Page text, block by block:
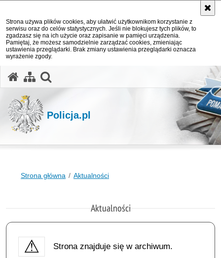
Strona używa plików cookies, aby ułatwić użytkownikom korzystanie z
serwisu oraz do celów statystycznych. Jeśli nie blokujesz tych plików, to
zgadzasz się na ich użycie oraz zapisanie w pamięci urządzenia.
Pamiętaj, że możesz samodzielnie zarządzać cookies, zmieniając
ustawienia przeglądarki. Brak zmiany ustawienia przeglądarki oznacza
wyrażenie zgody.
Policja.pl
Strona główna Aktualności
Aktualności
Strona znajduje się w archiwum.